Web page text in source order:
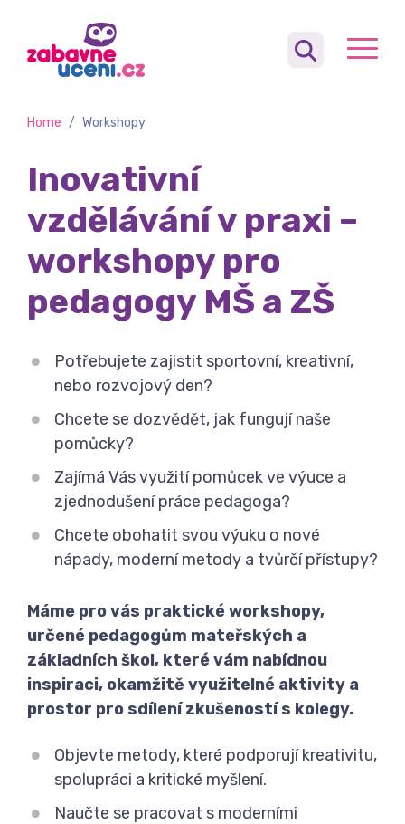
Home / Workshopy
Inovativní
vzdělávání v praxi –
workshopy pro
pedagogy MŠ a ZŠ
Potřebujete zajistit sportovní, kreativní,
nebo rozvojový den?
Chcete se dozvědět, jak fungují naše
pomůcky?
Zajímá Vás využití pomůcek ve výuce a
zjednodušení práce pedagoga?
Chcete obohatit svou výuku o nové
nápady, moderní metody a tvůrčí přístupy?
Máme pro vás praktické workshopy,
určené pedagogům mateřských a
základních škol, které vám nabídnou
inspiraci, okamžitě využitelné aktivity a
prostor pro sdílení zkušeností s kolegy.
Objevte metody, které podporují kreativitu,
spolupráci a kritické myšlení.
Naučte se pracovat s moderními